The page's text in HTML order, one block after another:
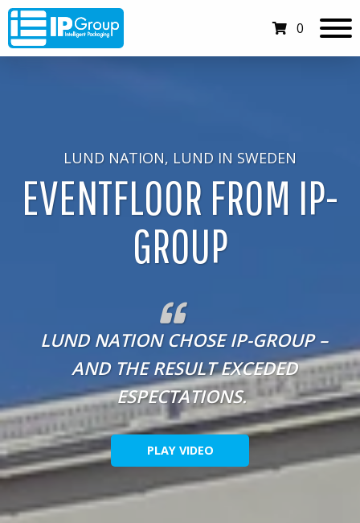
0
LUND NATION, LUND IN SWEDEN
EVENTFLOOR FROM IP-
GROUP
LUND NATION CHOSE IP-GROUP –
AND THE RESULT EXCEDED
ESPECTATIONS.
PLAY VIDEO